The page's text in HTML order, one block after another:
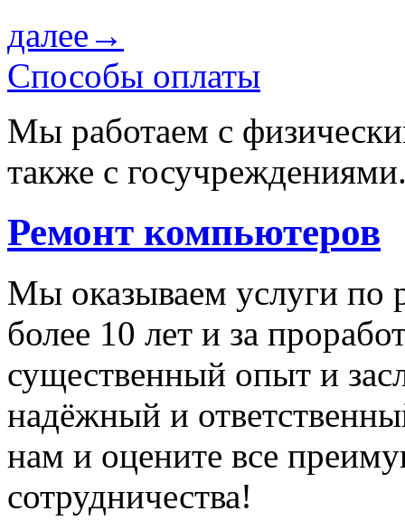
далее→
Способы оплаты
Мы работаем с
также с
Ремонт компьютеров
Мы оказываем услуги по
более 10 лет и за
существенный опыт и
надёжный и
нам и оцените все
сотрудничества!